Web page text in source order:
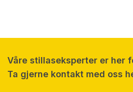
Våre stillaseksperter er her
Ta gjerne kontakt med oss